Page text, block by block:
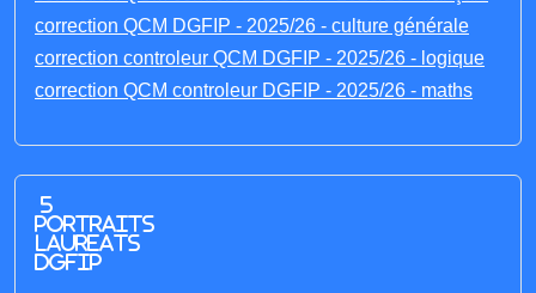
correction QCM DGFIP - 2025/26 - culture générale
correction controleur QCM DGFIP - 2025/26 - logique
correction QCM controleur DGFIP - 2025/26 - maths
5
portraits
laureats
DGFIP